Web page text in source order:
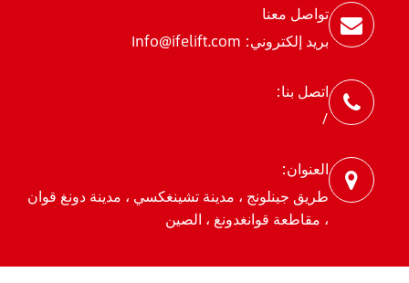
تواصل معنا
بريد إلكتروني: Info@ifelift.com
اتصل بنا:
/
العنوان:
طريق جينلونج ، مدينة تشينغكسي ، مدينة دونغ قوان
، مقاطعة قوانغدونغ ، الصين